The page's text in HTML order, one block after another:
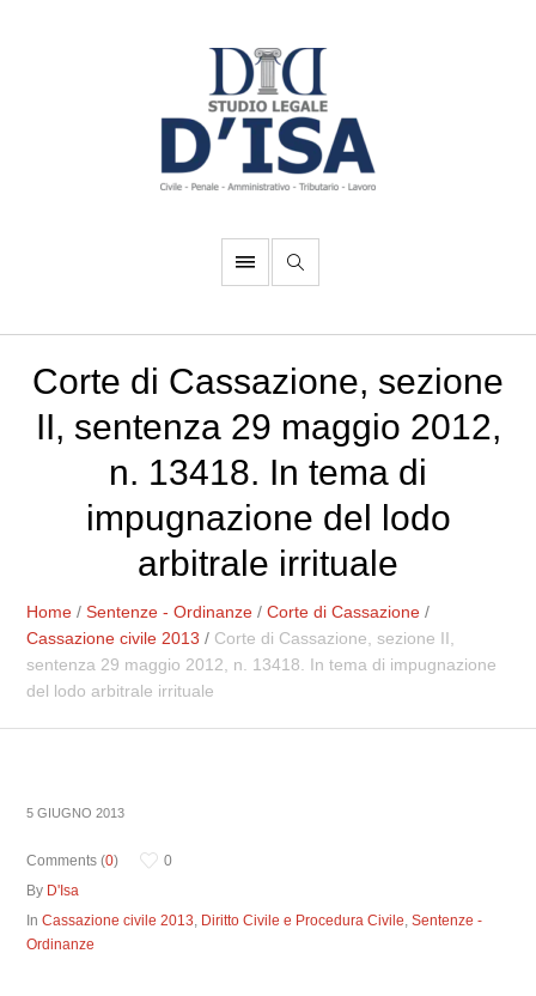
Corte di Cassazione, sezione
II, sentenza 29 maggio 2012,
n. 13418. In tema di
impugnazione del lodo
arbitrale irrituale
Home /Sentenze - Ordinanze /Corte di Cassazione /
Cassazione civile 2013 / Corte di Cassazione, sezione II,
sentenza 29 maggio 2012, n. 13418. In tema di impugnazione
del lodo arbitrale irrituale
5 GIUGNO 2013
Comments (0)
0
By D'Isa
InCassazione civile 2013, Diritto Civile e Procedura Civile,Sentenze -
Ordinanze